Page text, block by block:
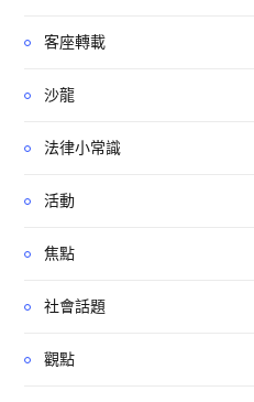
客座轉載
沙龍
法律小常識
活動
焦點
社會話題
觀點